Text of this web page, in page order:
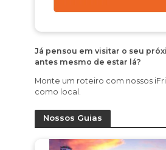
Já pensou em visitar o seu
antes mesmo de estar lá?
Monte um roteiro com nossos
como local.
Nossos Guias